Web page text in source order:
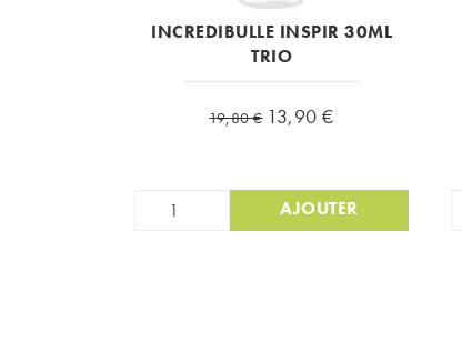
INCREDIBULLE INSPIR 30ML
TRIO
Prix de base
19,80 € Prix
13,90 €
AJOUTER